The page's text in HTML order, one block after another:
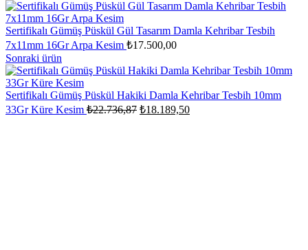
Sertifikalı Gümüş Püskül Gül Tasarım Damla Kehribar Tesbih
7x11mm 16Gr Arpa Kesim ₺17.500,00
Sonraki ürün
Sertifikalı Gümüş Püskül Hakiki Damla Kehribar Tesbih 10mm
33Gr Küre Kesim ₺22.736,87 Orijinal
₺18.189,50Şu